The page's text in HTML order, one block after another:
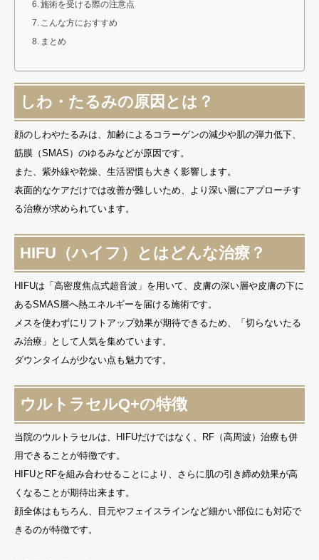
施術を受ける際の注意点
こんな方におすすめ
まとめ
しわ・たるみの原因とは？
顔のしわやたるみは、加齢によるコラーゲンの減少や肌の弾力低下、
筋膜（SMAS）のゆるみなどが原因です。
また、紫外線や乾燥、生活習慣も大きく影響します。
表面的なケアだけでは改善が難しいため、より深い層にアプローチす
る治療が求められています。
HIFU（ハイフ）とはどんな治療？
HIFUは「高密度焦点式超音波」を用いて、皮膚の深い層や皮膚の下に
あるSMAS層へ熱エネルギーを届ける施術です。
メスを使わずにリフトアップ効果が期待できるため、「切らないたる
み治療」として人気を集めています。
ダウンタイムが少ない点も魅力です。
ウルトラセルQ+の特徴
当院のウルトラセルは、HIFUだけではなく、RF（高周波）治療も併
用できることが特徴です。
HIFUとRFを組み合わせることにより、さらに肌の引き締め効果が高
くなることが期待出来ます。
顔全体はもちろん、目元やフェイスラインなど細かい部位にも対応で
きるのが特徴です。